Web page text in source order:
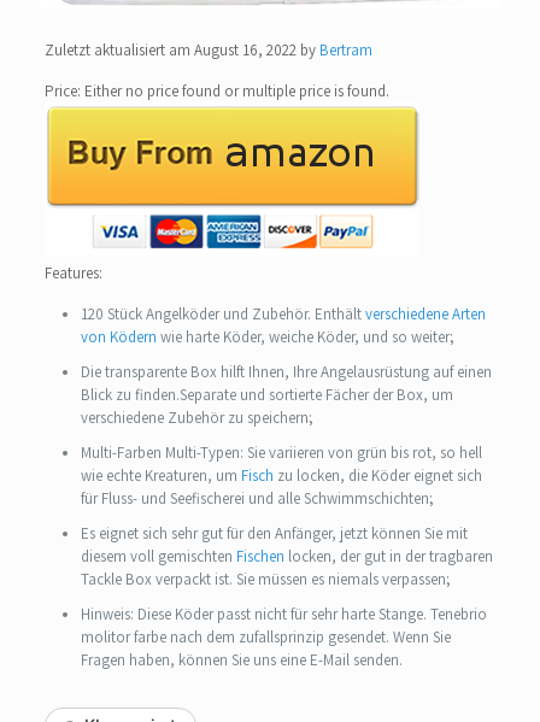
Zuletzt aktualisiert am August 16, 2022 by Bertram
Price: Either no price found or multiple price is found.
Features:
120 Stück Angelköder und Zubehör. Enthältverschiedene Arten
von Ködern wie harte Köder, weiche Köder, und so weiter;
Die transparente Box hilft Ihnen, Ihre Angelausrüstung auf einen
Blick zu finden.Separate und sortierte Fächer der Box, um
verschiedene Zubehör zu speichern;
Multi-Farben Multi-Typen: Sie variieren von grün bis rot, so hell
wie echte Kreaturen, um Fisch zu locken, die Köder eignet sich
für Fluss- und Seefischerei und alle Schwimmschichten;
Es eignet sich sehr gut für den Anfänger, jetzt können Sie mit
diesem voll gemischten Fischen locken, der gut in der tragbaren
Tackle Box verpackt ist. Sie müssen es niemals verpassen;
Hinweis: Diese Köder passt nicht für sehr harte Stange. Tenebrio
molitor farbe nach dem zufallsprinzip gesendet. Wenn Sie
Fragen haben, können Sie uns eine E-Mail senden.